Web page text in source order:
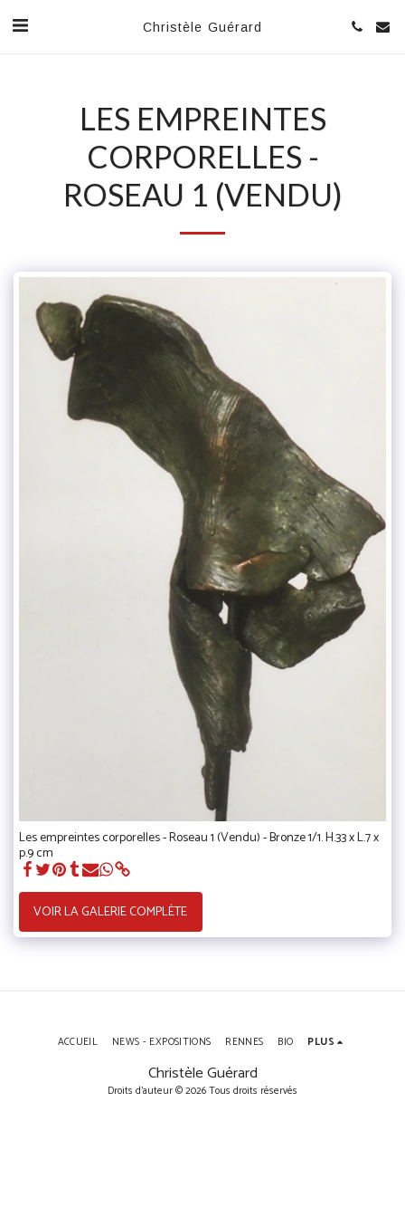
Christèle Guérard
LES EMPREINTES
CORPORELLES -
ROSEAU 1 (VENDU)
Les empreintes corporelles - Roseau 1 (Vendu) - Bronze 1/1. H.33 x L.7 x
p.9 cm
VOIR LA GALERIE COMPLÈTE
Christèle Guérard
Droits d'auteur © 2026 Tous droits réservés
ACCUEIL NEWS - EXPOSITIONS RENNES BIO PLUS